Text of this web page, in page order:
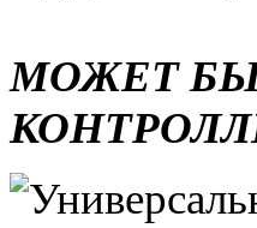
МОЖЕТ